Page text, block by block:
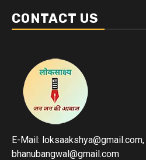
CONTACT US
E-Mail: loksaakshya@gmail.com,
bhanubangwal@gmail.com